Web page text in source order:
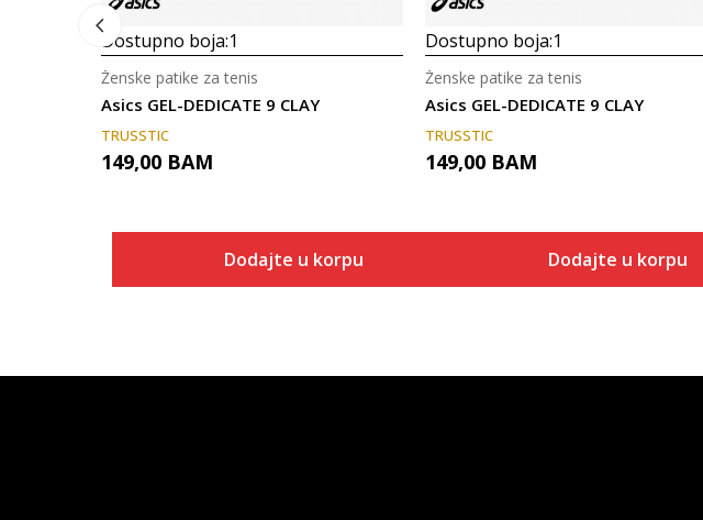
Dostupno boja:1
Asics GEL-DEDICATE 9 CLAY
Ženske patike za tenis
TRUSSTIC
149,00 BAM
Dodajte u korpu
Dostupno boja:1
Asics GEL-DEDICATE 9 CLAY
Ženske patike za tenis
TRUSSTIC
149,00 BAM
Dodajte u korpu